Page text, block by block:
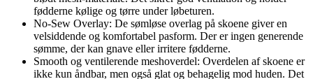
fødderne kølige og tørre under løbeturen.
No-Sew Overlay: De sømløse overlag på skoene giver en
velsiddende og komfortabel pasform. Der er ingen generende
sømme, der kan gnave eller irritere fødderne.
Smooth og ventilerende meshoverdel: Overdelen af skoene er
ikke kun åndbar, men også glat og behagelig mod huden. Det